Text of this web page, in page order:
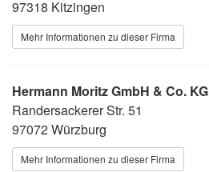
97318 Kitzingen
Mehr Informationen zu dieser Firma
Hermann Moritz GmbH & Co. KG
Randersackerer Str. 51
97072 Würzburg
Mehr Informationen zu dieser Firma